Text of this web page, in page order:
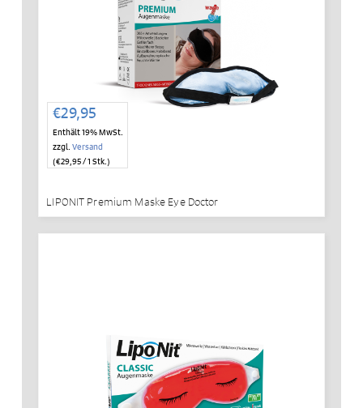
€29,95
Enthält 19% MwSt.
zzgl. Versand
(€29,95/ 1 Stk.)
LIPONIT Premium Maske Eye Doctor